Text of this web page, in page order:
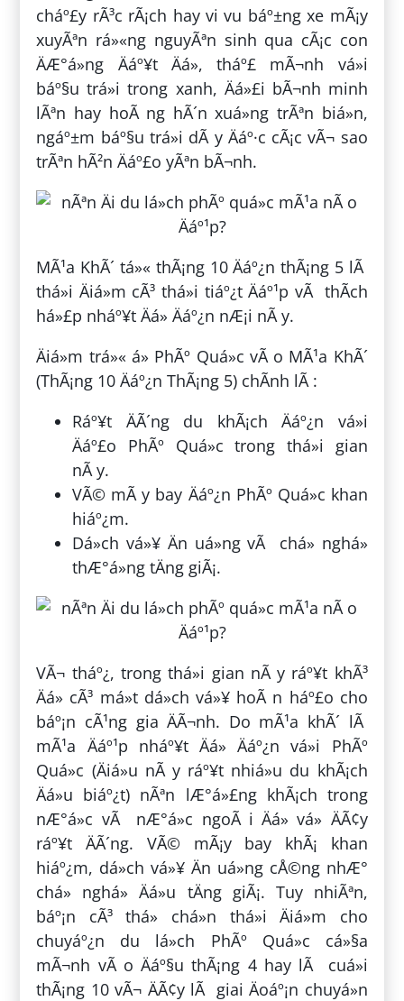
cháº£y rÃ³c rÃ¡ch hay vi vu báº±ng xe mÃ¡y
xuyÃªn rá»«ng nguyÃªn sinh qua cÃ¡c con
ÄÆ°á»ng Äáº¥t Äá», tháº£ mÃ¬nh vá»i
báº§u trá»i trong xanh, Äá»£i bÃ¬nh minh
lÃªn hay hoÃ ng hÃ´n xuá»ng trÃªn biá»n,
ngáº±m báº§u trá»i dÃ y Äáº·c cÃ¡c vÃ¬ sao
trÃªn hÃ²n Äáº£o yÃªn bÃ¬nh.
MÃ¹a KhÃ´ tá»« thÃ¡ng 10 Äáº¿n thÃ¡ng 5 lÃ
thá»i Äiá»m cÃ³ thá»i tiáº¿t Äáº¹p vÃ thÃ­ch
há»£p nháº¥t Äá» Äáº¿n nÆ¡i nÃ y.
Äiá»m trá»« á» PhÃº Quá»c vÃ o MÃ¹a KhÃ´
(ThÃ¡ng 10 Äáº¿n ThÃ¡ng 5) chÃ­nh lÃ :
Ráº¥t ÄÃ´ng du khÃ¡ch Äáº¿n vá»i
Äáº£o PhÃº Quá»c trong thá»i gian
nÃ y.
VÃ© mÃ y bay Äáº¿n PhÃº Quá»c khan
hiáº¿m.
Dá»ch vá»¥ Än uá»ng vÃ chá» nghá»
thÆ°á»ng tÄng giÃ¡.
VÃ¬ tháº¿, trong thá»i gian nÃ y ráº¥t khÃ³
Äá» cÃ³ má»t dá»ch vá»¥ hoÃ n háº£o cho
báº¡n cÃ¹ng gia ÄÃ¬nh. Do mÃ¹a khÃ´ lÃ
mÃ¹a Äáº¹p nháº¥t Äá» Äáº¿n vá»i PhÃº
Quá»c (Äiá»u nÃ y ráº¥t nhiá»u du khÃ¡ch
Äá»u biáº¿t) nÃªn lÆ°á»£ng khÃ¡ch trong
nÆ°á»c vÃ nÆ°á»c ngoÃ i Äá» vá» ÄÃ¢y
ráº¥t ÄÃ´ng. VÃ© mÃ¡y bay khÃ¡ khan
hiáº¿m, dá»ch vá»¥ Än uá»ng cÅ©ng nhÆ°
chá» nghá» Äá»u tÄng giÃ¡. Tuy nhiÃªn,
báº¡n cÃ³ thá» chá»n thá»i Äiá»m cho
chuyáº¿n du lá»ch PhÃº Quá»c cá»§a
mÃ¬nh vÃ o Äáº§u thÃ¡ng 4 hay lÃ cuá»i
thÃ¡ng 10 vÃ¬ ÄÃ¢y lÃ giai Äoáº¡n chuyá»n